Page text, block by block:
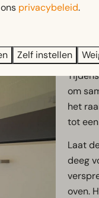
4.
om
het
tot
Laat
deeg
oven.
privacybeleid.
Zelf instellen